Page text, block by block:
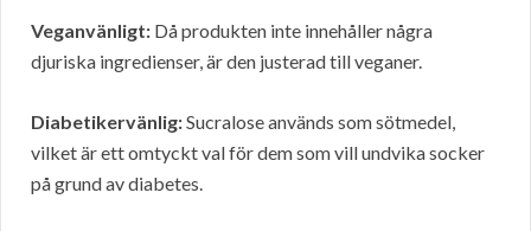
Veganvänligt: Då produkten inte innehåller några
djuriska ingredienser, är den justerad till veganer.
Diabetikervänlig:Sucralose används som sötmedel,
vilket är ett omtyckt val för dem som vill undvika socker
på grund av diabetes.